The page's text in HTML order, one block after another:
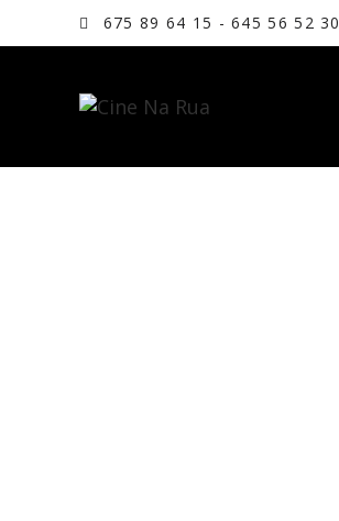
675 89 64 15 - 645 56 52 30